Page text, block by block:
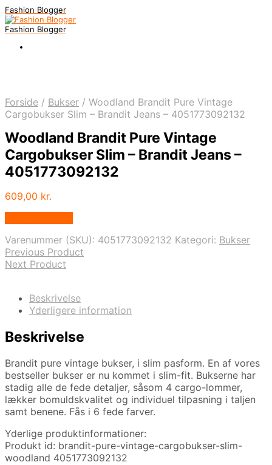
Fashion Blogger
Fashion Blogger
Forside / Bukser / Woodland Brandit Pure Vintage
Cargobukser Slim – Brandit Jeans – 4051773092132
Woodland Brandit Pure Vintage
Cargobukser Slim – Brandit Jeans –
4051773092132
609,00 kr.
Varenummer (SKU): 4051773092132 Kategori: Bukser
Previous Product
Next Product
Beskrivelse
Yderligere information
Beskrivelse
Brandit pure vintage bukser, i slim pasform. En af vores
bestseller bukser er nu kommet i slim-fit. Bukserne har
stadig alle de fede detaljer, såsom 4 cargo-lommer,
lækker bomuldskvalitet og individuel tilpasning i taljen
samt benene. Fås i 6 fede farver.
Yderlige produktinformationer:
Produkt id: brandit-pure-vintage-cargobukser-slim-
woodland 4051773092132